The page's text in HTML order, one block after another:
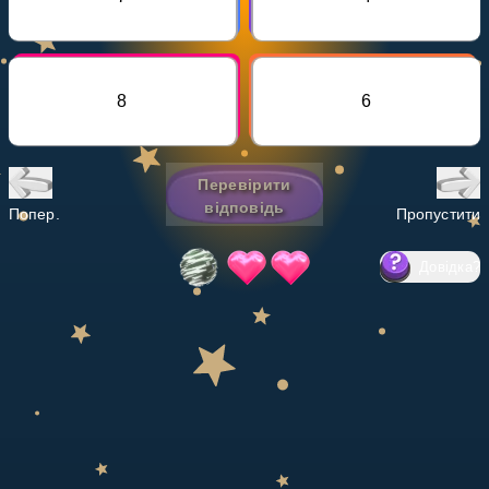
НАВЧАЛЬНИЙ ПЛАН
8 6
Попер.
Перевірити
відповідь
Пропустити
?